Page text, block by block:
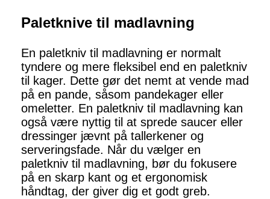
Paletknive til madlavning
En paletkniv til madlavning er normalt
tyndere og mere fleksibel end en paletkniv
til kager. Dette gør det nemt at vende mad
på en pande, såsom pandekager eller
omeletter. En paletkniv til madlavning kan
også være nyttig til at sprede saucer eller
dressinger jævnt på tallerkener og
serveringsfade. Når du vælger en
paletkniv til madlavning, bør du fokusere
på en skarp kant og et ergonomisk
håndtag, der giver dig et godt greb.